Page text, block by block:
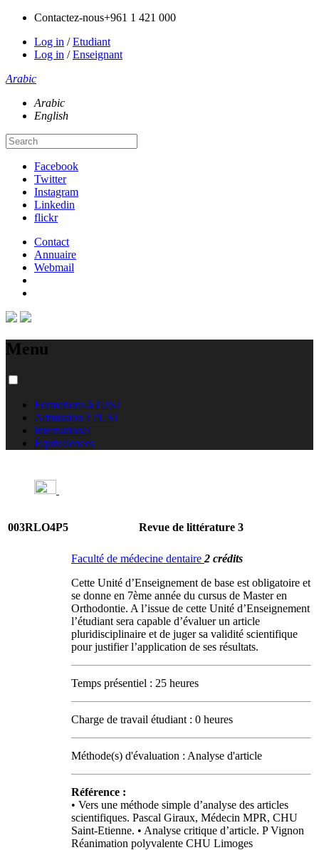
Contactez-nous+961 1 421 000
Log in /Etudiant
Log in /Enseignant
Arabic
Arabic
English
Facebook
Twitter
Instagram
Linkedin
flickr
Contact
Annuaire
Webmail
Menu
Formations à l'USJ
Admission à l'USJ
International
Équivalences
003RLO4P5 Revue de littérature 3
Faculté de médecine dentaire 2 crédits
Cette Unité d’Enseignement de base est obligatoire et
se donne en 7ème année du cursus de Master en
Orthodontie. A l’issue de cette Unité d’Enseignement
l’étudiant sera capable d’évaluer un article
pluridisciplinaire et de juger sa validité scientifique
pour justifier l’application de ses résultats.
Temps présentiel : 25 heures
Charge de travail étudiant : 0 heures
Méthode(s) d'évaluation : Analyse d'article
Référence :
• Vers une méthode simple d’analyse des articles
scientifiques. Pascal Giraux, Médecin MPR, CHU
Saint‐Etienne. • Analyse critique d’article. P Vignon
Réanimation polyvalente CHU Limoges